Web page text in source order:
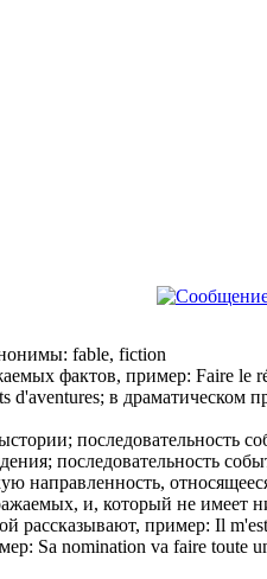
fable, fiction
фактов, пример: Faire le
в драматическом
последовательность
последовательность
направленность,
и, который не имеет
рассказывают, пример: Il
Sa nomination va faire toute